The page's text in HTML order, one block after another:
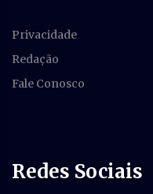
Privacidade
Redação
Fale Conosco
Redes Sociais